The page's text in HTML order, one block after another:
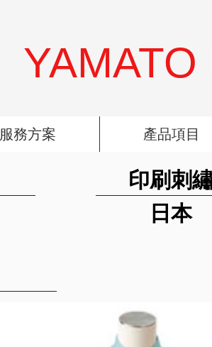
服務方案 產品項目
印刷刺
日本